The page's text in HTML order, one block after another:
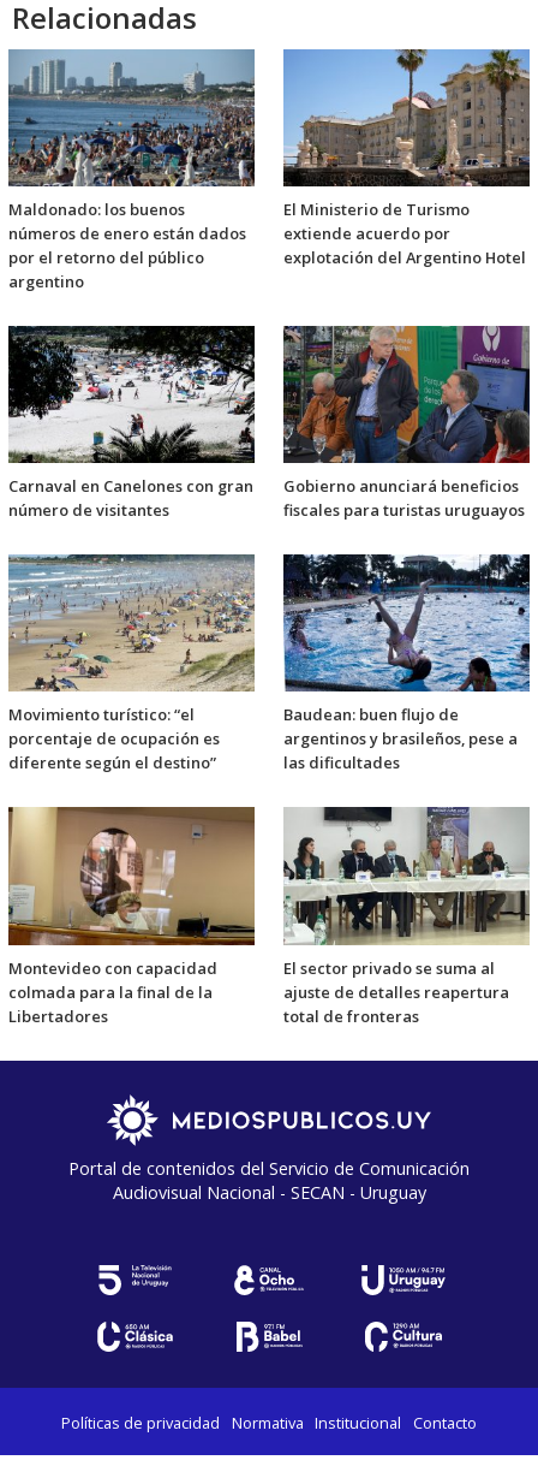
Relacionadas
Maldonado: los buenos
números de enero están dados
por el retorno del público
argentino
El Ministerio de Turismo
extiende acuerdo por
explotación del Argentino Hotel
Carnaval en Canelones con gran
número de visitantes
Gobierno anunciará beneficios
fiscales para turistas uruguayos
Movimiento turístico: “el
porcentaje de ocupación es
diferente según el destino”
Baudean: buen flujo de
argentinos y brasileños, pese a
las dificultades
Montevideo con capacidad
colmada para la final de la
Libertadores
El sector privado se suma al
ajuste de detalles reapertura
total de fronteras
Portal de contenidos del Servicio de Comunicación
Audiovisual Nacional - SECAN - Uruguay
Políticas de privacidad Normativa Institucional Contacto